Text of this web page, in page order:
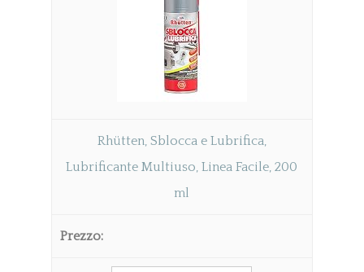
Rhütten, Sblocca e Lubrifica,
Lubrificante Multiuso, Linea Facile, 200
ml